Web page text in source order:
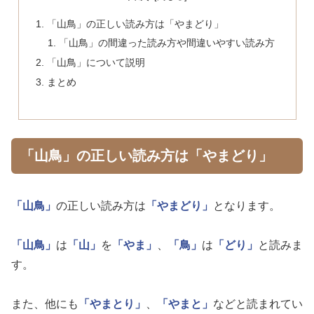
「山鳥」の正しい読み方は「やまどり」
「山鳥」の間違った読み方や間違いやすい読み方
「山鳥」について説明
まとめ
「山鳥」の正しい読み方は「やまどり」
「山鳥」 の正しい読み方は 「やまどり」 となります。
「山鳥」 は 「山」 を 「やま」 「鳥」 は 「どり」
と読みま
す。
また、他にも 「やまとり」 「やまと」 などと読まれてい